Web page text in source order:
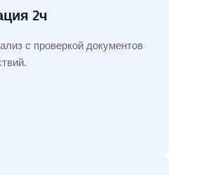
2ч
с проверкой документов